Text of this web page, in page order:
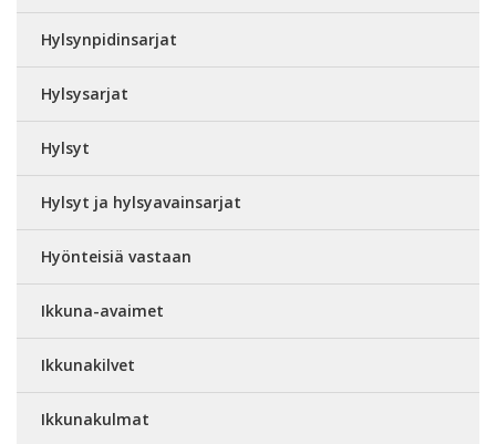
Hylsynpidinsarjat
Hylsysarjat
Hylsyt
Hylsyt ja hylsyavainsarjat
Hyönteisiä vastaan
Ikkuna-avaimet
Ikkunakilvet
Ikkunakulmat